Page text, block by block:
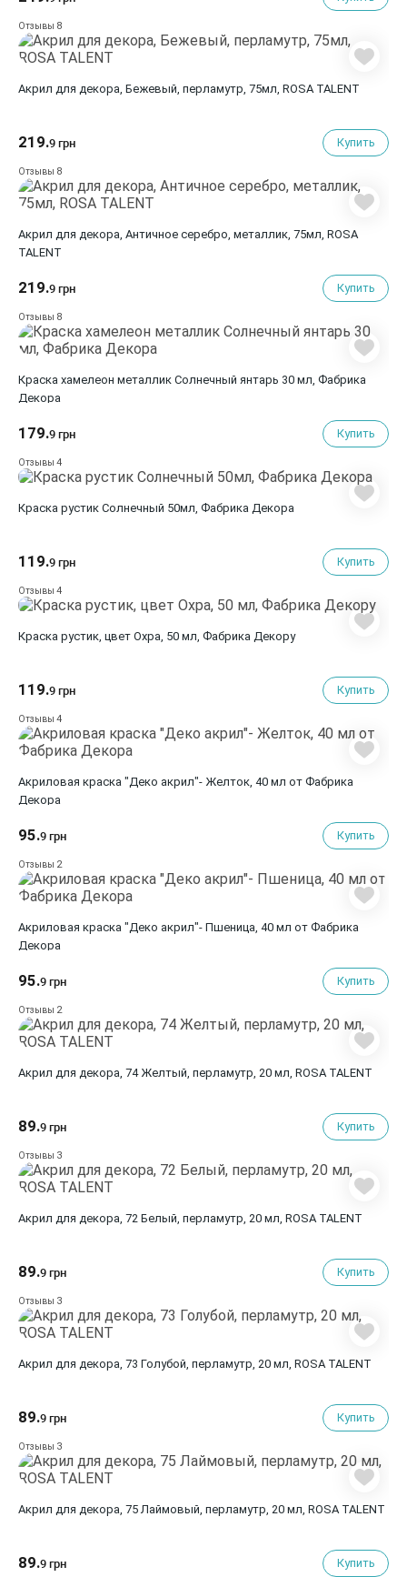
Отзывы 8
Акрил для декора, Бежевый, перламутр, 75мл, ROSA TALENT
219.9 грн Купить
Отзывы 8
Акрил для декора, Античное серебро, металлик, 75мл, ROSA
TALENT
219.9 грн Купить
Отзывы 8
Краска хамелеон металлик Cолнечный янтарь 30 мл, Фабрика
Декора
179.9 грн Купить
Отзывы 4
Краска рустик Солнечный 50мл, Фабрика Декора
119.9 грн Купить
Отзывы 4
Краска рустик, цвет Охра, 50 мл, Фабрика Декору
119.9 грн Купить
Отзывы 4
Акриловая краска "Деко акрил"- Желток, 40 мл от Фабрика
Декора
95.9 грн Купить
Отзывы 2
Акриловая краска "Деко акрил"- Пшеница, 40 мл от Фабрика
Декора
95.9 грн Купить
Отзывы 2
Акрил для декора, 74 Желтый, перламутр, 20 мл, ROSA TALENT
89.9 грн Купить
Отзывы 3
Акрил для декора, 72 Белый, перламутр, 20 мл, ROSA TALENT
89.9 грн Купить
Отзывы 3
Акрил для декора, 73 Голубой, перламутр, 20 мл, ROSA TALENT
89.9 грн Купить
Отзывы 3
Акрил для декора, 75 Лаймовый, перламутр, 20 мл, ROSA TALENT
89.9 грн Купить